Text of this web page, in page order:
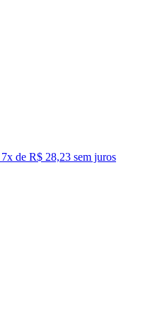
7x de R$ 28,23 sem juros